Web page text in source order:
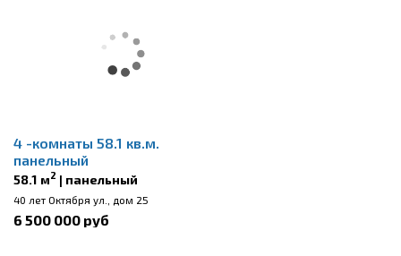
4 -комнаты 58.1 кв.м.
панельный
58.1 м2 | панельный
40 лет Октября ул., дом 25
6 500 000 руб